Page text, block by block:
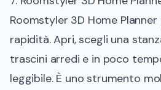
Roomstyler 3D Home
rapidità. Apri, scegli una
trascini arredi e in poco
leggibile. È uno strumento